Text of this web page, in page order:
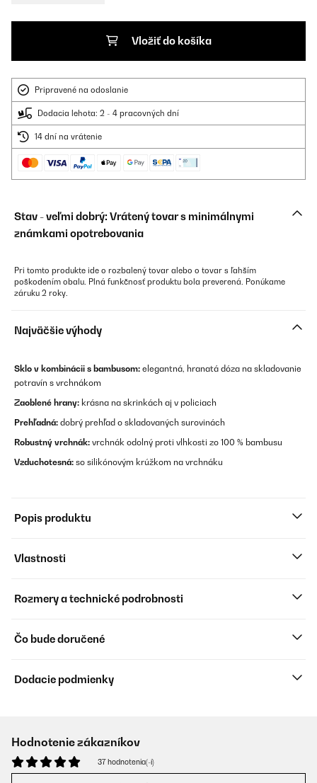
Vložiť do košíka
Pripravené na odoslanie
Dodacia lehota: 2 - 4 pracovných dní
14 dní na vrátenie
Stav - veľmi dobrý: Vrátený tovar s minimálnymi
známkami opotrebovania
Pri tomto produkte ide o rozbalený tovar alebo o tovar s ľahším
poškodením obalu. Plná funkčnosť produktu bola preverená. Ponúkame
záruku 2 roky.
Najväčšie výhody
Sklo v kombinácii s bambusom: elegantná, hranatá dóza na skladovanie
potravín s vrchnákom
Zaoblené hrany: krásna na skrinkách aj v policiach
Prehľadná: dobrý prehľad o skladovaných surovinách
Robustný vrchnák: vrchnák odolný proti vlhkosti zo 100 % bambusu
Vzduchotesná: so silikónovým krúžkom na vrchnáku
Popis produktu
Vlastnosti
Rozmery a technické podrobnosti
Čo bude doručené
Dodacie podmienky
Hodnotenie zákazníkov
37 hodnotenia(-í)